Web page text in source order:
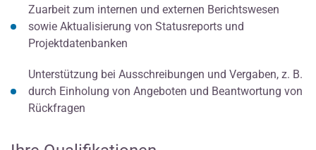
Zuarbeit zum internen und externen Berichtswesen
sowie Aktualisierung von Statusreports und
Projektdatenbanken
Unterstützung bei Ausschreibungen und Vergaben, z. B.
durch Einholung von Angeboten und Beantwortung von
Rückfragen